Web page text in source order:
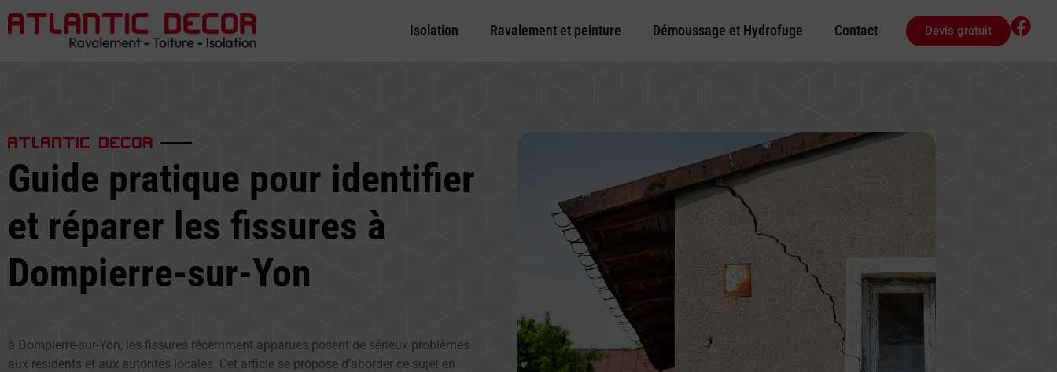
Isolation Ravalement et peinture Démoussage et Hydrofuge Contact Devis gratuit
ATLANTIC DECOR
Guide pratique pour identifier
et réparer les fissures à
Dompierre-sur-Yon
à Dompierre-sur-Yon, les fissures récemment apparues posent de sérieux problèmes
aux résidents et aux autorités locales. Cet article se propose d’aborder ce sujet en